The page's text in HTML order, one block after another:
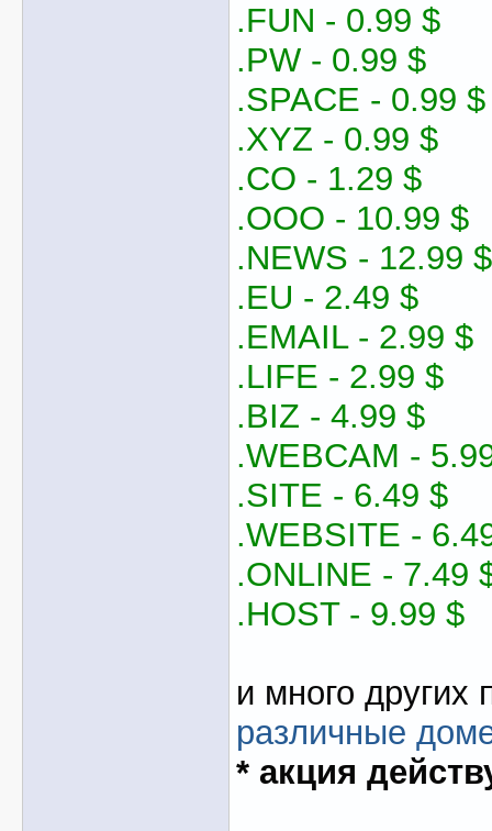
.FUN - 0.99 $
.PW - 0.99 $
.SPACE - 0.99 $
.XYZ - 0.99 $
.CO - 1.29 $
.OOO - 10.99 $
.NEWS - 12.99 $
.EU - 2.49 $
.EMAIL - 2.99 $
.LIFE - 2.99 $
.BIZ - 4.99 $
.WEBCAM -
.SITE - 6.49 $
.WEBSITE -
.ONLINE - 7.49
.HOST - 9.99 $
и много других
различные
* акция